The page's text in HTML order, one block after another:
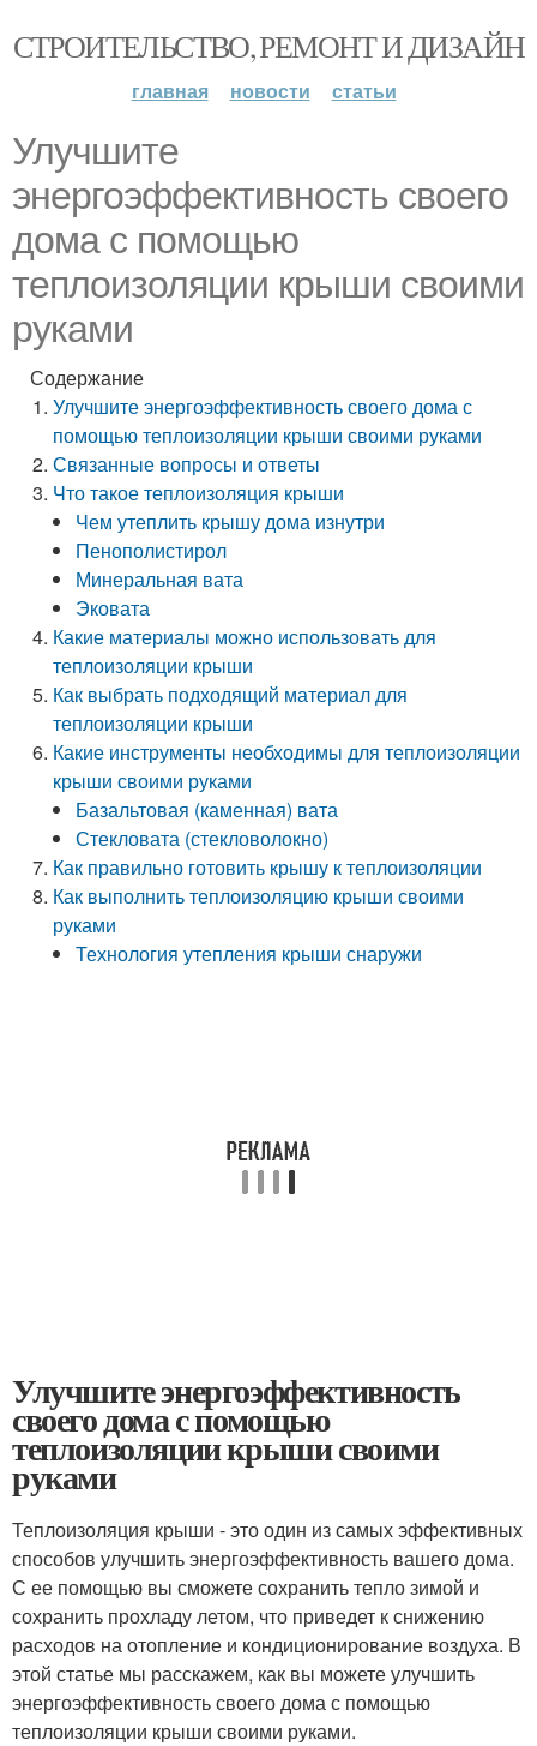
СТРОИТЕЛЬСТВО, РЕМОНТ И ДИЗАЙН
главная новости статьи
Улучшите
энергоэффективность своего
дома с помощью
теплоизоляции крыши своими
руками
Содержание
Улучшите энергоэффективность своего дома с
помощью теплоизоляции крыши своими руками
Связанные вопросы и ответы
Что такое теплоизоляция крыши
Чем утеплить крышу дома изнутри
Пенополистирол
Минеральная вата
Эковата
Какие материалы можно использовать для
теплоизоляции крыши
Как выбрать подходящий материал для
теплоизоляции крыши
Какие инструменты необходимы для теплоизоляции
крыши своими руками
Базальтовая (каменная) вата
Стекловата (стекловолокно)
Как правильно готовить крышу к теплоизоляции
Как выполнить теплоизоляцию крыши своими
руками
Технология утепления крыши снаружи
Улучшите энергоэффективность
своего дома с помощью
теплоизоляции крыши своими
руками
Теплоизоляция крыши - это один из самых эффективных
способов улучшить энергоэффективность вашего дома.
С ее помощью вы сможете сохранить тепло зимой и
сохранить прохладу летом, что приведет к снижению
расходов на отопление и кондиционирование воздуха. В
этой статье мы расскажем, как вы можете улучшить
энергоэффективность своего дома с помощью
теплоизоляции крыши своими руками.